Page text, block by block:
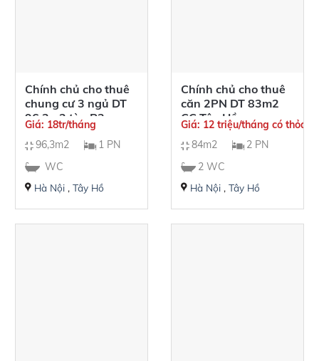
Chính chủ cho thuê
chung cư 3 ngủ DT
96,3m2 tòa R3
Sunshine Riverside
Giá: 18tr/tháng
96,3m2
1 PN
WC
Hà Nội ,Tây Hồ
Chính chủ cho thuê
căn 2PN DT 83m2
CC Tây Hồ
Residence giá
12tr/tháng
Giá: 12 triệu/tháng có thỏa
84m2
2 PN
2 WC
Hà Nội ,Tây Hồ